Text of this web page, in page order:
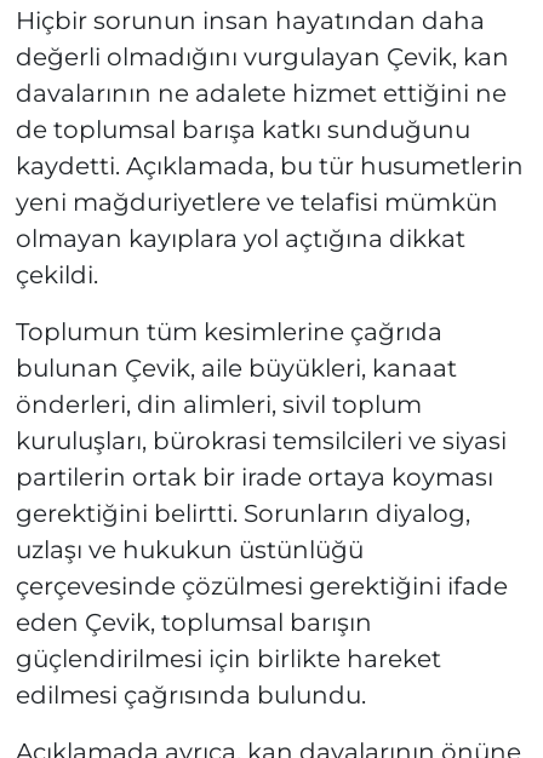
Hiçbir sorunun insan hayatından daha
değerli olmadığını vurgulayan Çevik, kan
davalarının ne adalete hizmet ettiğini ne
de toplumsal barışa katkı sunduğunu
kaydetti. Açıklamada, bu tür husumetlerin
yeni mağduriyetlere ve telafisi mümkün
olmayan kayıplara yol açtığına dikkat
çekildi.
Toplumun tüm kesimlerine çağrıda
bulunan Çevik, aile büyükleri, kanaat
önderleri, din alimleri, sivil toplum
kuruluşları, bürokrasi temsilcileri ve siyasi
partilerin ortak bir irade ortaya koyması
gerektiğini belirtti. Sorunların diyalog,
uzlaşı ve hukukun üstünlüğü
çerçevesinde çözülmesi gerektiğini ifade
eden Çevik, toplumsal barışın
güçlendirilmesi için birlikte hareket
edilmesi çağrısında bulundu.
Açıklamada ayrıca, kan davalarının önüne